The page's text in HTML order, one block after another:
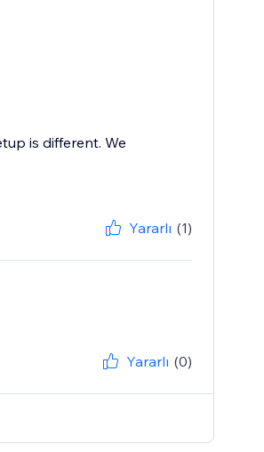
is different. We
Yararlı (1)
Yararlı (0)